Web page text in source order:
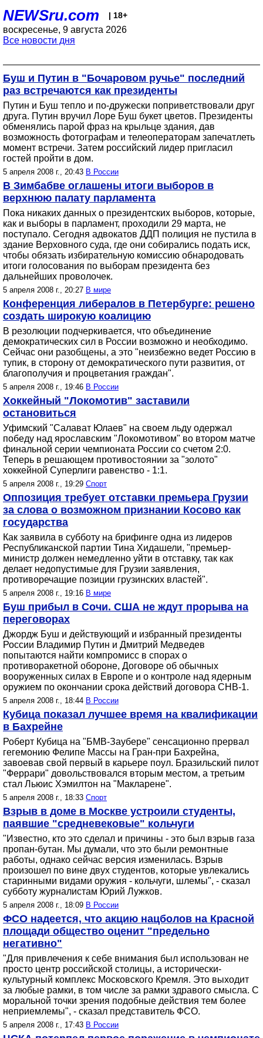
NEWSru.com | 18+
воскресенье, 9 августа 2026
Все новости дня
Буш и Путин в "Бочаровом ручье" последний
раз встречаются как президенты
Путин и Буш тепло и по-дружески поприветствовали друг
друга. Путин вручил Лоре Буш букет цветов. Президенты
обменялись парой фраз на крыльце здания, дав
возможность фотографам и телеоператорам запечатлеть
момент встречи. Затем российский лидер пригласил
гостей пройти в дом.
5 апреля 2008 г., 20:43 В России
В Зимбабве оглашены итоги выборов в
верхнюю палату парламента
Пока никаких данных о президентских выборов, которые,
как и выборы в парламент, проходили 29 марта, не
поступало. Сегодня адвокатов ДДП полиция не пустила в
здание Верховного суда, где они собирались подать иск,
чтобы обязать избирательную комиссию обнародовать
итоги голосования по выборам президента без
дальнейших проволочек.
5 апреля 2008 г., 20:27 В мире
Конференция либералов в Петербурге: решено
создать широкую коалицию
В резолюции подчеркивается, что объединение
демократических сил в России возможно и необходимо.
Сейчас они разобщены, а это "неизбежно ведет Россию в
тупик, в сторону от демократического пути развития, от
благополучия и процветания граждан".
5 апреля 2008 г., 19:46 В России
Хоккейный "Локомотив" заставили
остановиться
Уфимский "Салават Юлаев" на своем льду одержал
победу над ярославским "Локомотивом" во втором матче
финальной серии чемпионата России со счетом 2:0.
Теперь в решающем противостоянии за "золото"
хоккейной Суперлиги равенство - 1:1.
5 апреля 2008 г., 19:29 Спорт
Оппозиция требует отставки премьера Грузии
за слова о возможном признании Косово как
государства
Как заявила в субботу на брифинге одна из лидеров
Республиканской партии Тина Хидашели, "премьер-
министр должен немедленно уйти в отставку, так как
делает недопустимые для Грузии заявления,
противоречащие позиции грузинских властей".
5 апреля 2008 г., 19:16 В мире
Буш прибыл в Сочи. США не ждут прорыва на
переговорах
Джордж Буш и действующий и избранный президенты
России Владимир Путин и Дмитрий Медведев
попытаются найти компромисс в спорах о
противоракетной обороне, Договоре об обычных
вооруженных силах в Европе и о контроле над ядерным
оружием по окончании срока действий договора СНВ-1.
5 апреля 2008 г., 18:44 В России
Кубица показал лучшее время на квалификации
в Бахрейне
Роберт Кубица на "БМВ-Заубере" сенсационно прервал
гегемонию Фелипе Массы на Гран-при Бахрейна,
завоевав свой первый в карьере поул. Бразильский пилот
"Феррари" довольствовался вторым местом, а третьим
стал Льюис Хэмилтон на "Макларене".
5 апреля 2008 г., 18:33 Спорт
Взрыв в доме в Москве устроили студенты,
паявшие "средневековые" кольчуги
"Известно, кто это сделал и причины - это был взрыв газа
пропан-бутан. Мы думали, что это были ремонтные
работы, однако сейчас версия изменилась. Взрыв
произошел по вине двух студентов, которые увлекались
старинными видами оружия - кольчуги, шлемы", - сказал
субботу журналистам Юрий Лужков.
5 апреля 2008 г., 18:09 В России
ФСО надеется, что акцию нацболов на Красной
площади общество оценит "предельно
негативно"
"Для привлечения к себе внимания был использован не
просто центр российской столицы, а исторически-
культурный комплекс Московского Кремля. Это выходит
за любые рамки, в том числе за рамки здравого смысла. С
моральной точки зрения подобные действия тем более
неприемлемы", - сказал представитель ФСО.
5 апреля 2008 г., 17:43 В России